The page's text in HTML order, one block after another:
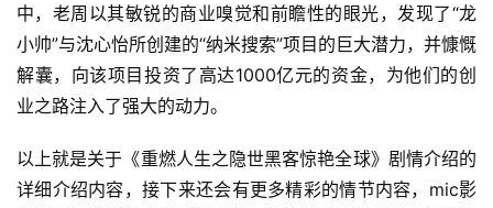
首
页
📖
墨
中，老周以其敏锐的商业嗅觉和前瞻性的眼光，发现了“龙
小帅”与沈心怡所创建的“纳米搜索”项目的巨大潜力，并慷慨
解囊，向该项目投资了高达1000亿元的资金，为他们的创
业之路注入了强大的动力。
以上就是关于《重燃人生之隐世黑客惊艳全球》剧情介绍的
详细介绍内容，接下来还会有更多精彩的情节内容，mic影